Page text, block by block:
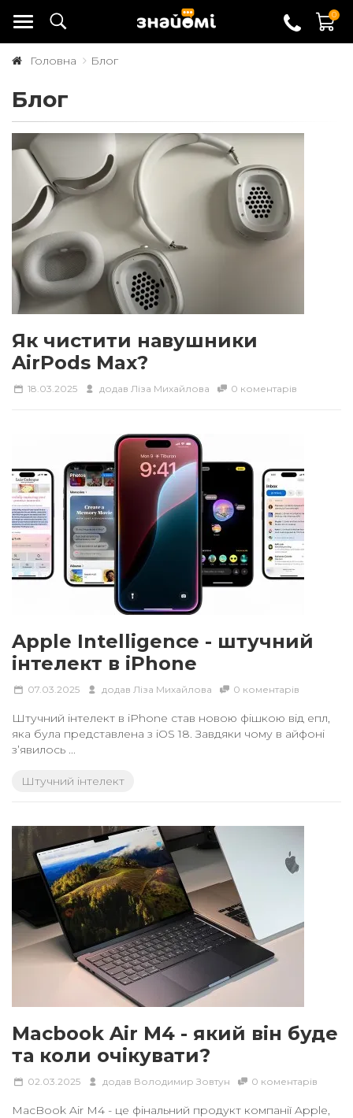
0
Головна Блог
Блог
Як чистити навушники
AirPods Max?
18.03.2025 додав Ліза Михайлова 0 коментарів
Apple Intelligence - штучний
інтелект в iPhone
07.03.2025 додав Ліза Михайлова 0 коментарів
Штучний інтелект в iPhone став новою фішкою від епл,
яка була представлена з iOS 18. Завдяки чому в айфоні
зʼявилось ...
Macbook Air M4 - який він буде
та коли очікувати?
02.03.2025 додав Володимир Зовтун 0 коментарів
MacBook Air M4 - це фінальний продукт компанії Apple,